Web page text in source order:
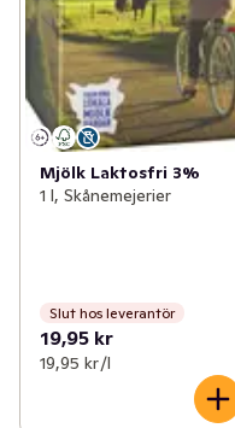
Mjölk Laktosfri 3%
1 l, Skånemejerier
Slut hos leverantör
19,95 kr
19,95 kr /l